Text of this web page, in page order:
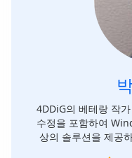
4DDiG의 베테랑 작
수정을 포함하여
상의 솔루션을 제공